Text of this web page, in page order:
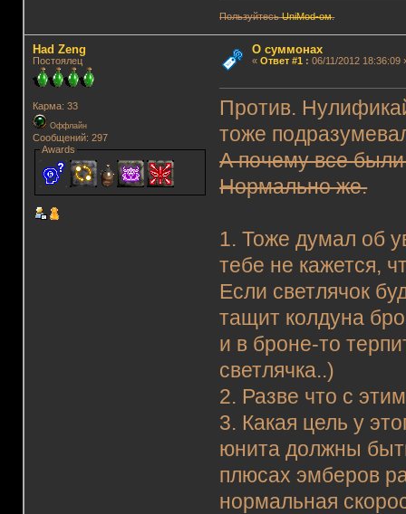
ПользуйтесьUniMod-ом.
Had Zeng
Постоялец
Карма: 33
Оффлайн
Сообщений: 297
Awards
О суммонах
« Ответ #1: 06/11/2012 18:36:09
Против.
тоже
А почему все были
Нормально же.
1. Тоже думал об
тебе не кажется,
Если светлячок
тащит колдуна
и в броне-то
светлячка..)
2. Разве что с
3. Какая цель у
юнита должны
плюсах эмберов
нормальная